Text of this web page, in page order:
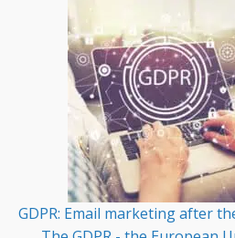
GDPR: Email marketing after